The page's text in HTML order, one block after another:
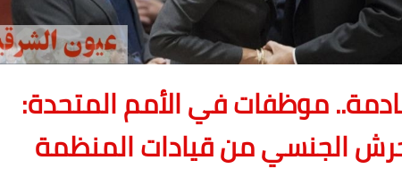
موظفات في الأمم المتحدة:
الجنسي من قيادات المنظمة